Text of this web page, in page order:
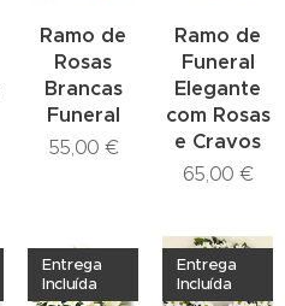
Ramo de
Rosas
Brancas
Funeral
55,00 €
Ramo de
Funeral
Elegante
com Rosas
e Cravos
65,00 €
Entrega
Incluída
Entrega
Incluída